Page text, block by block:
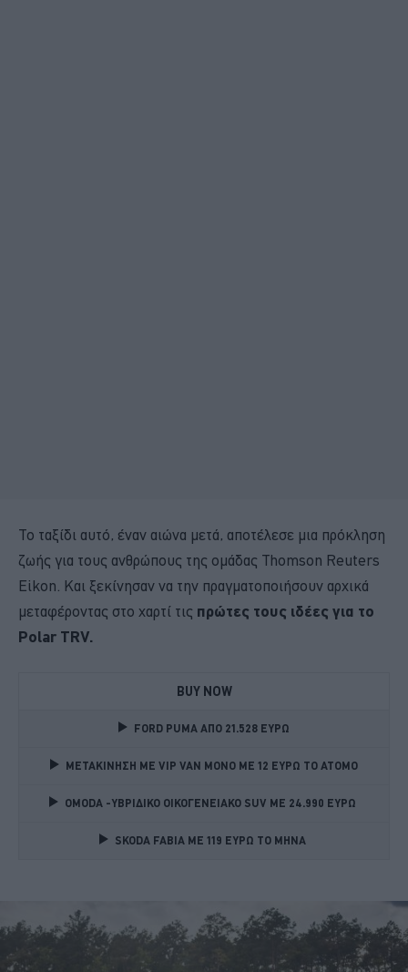
Το ταξίδι αυτό, έναν αιώνα μετά, αποτέλεσε μια πρόκληση
ζωής για τους ανθρώπους της ομάδας Thomson Reuters
Eikon. Και ξεκίνησαν να την πραγματοποιήσουν αρχικά
μεταφέροντας στο χαρτί τις πρώτες τους ιδέες για το
Polar TRV.
BUY NOW
FORD PUMA ΑΠΟ 21.528 ΕΥΡΩ
ΜΕΤΑΚΙΝΗΣΗ ΜΕ VIP VAN ΜΟΝΟ ΜΕ 12 ΕΥΡΩ ΤΟ ΑΤΟΜΟ
OMODA -ΥΒΡΙΔΙΚΟ ΟΙΚΟΓΕΝΕΙΑΚΟ SUV ME 24.990 ΕΥΡΩ
SKODA FABIA ME 119 ΕΥΡΩ ΤΟ ΜΗΝΑ